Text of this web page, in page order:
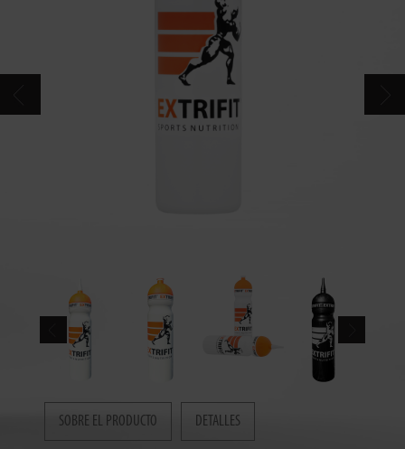
SOBRE EL PRODUCTO DETALLES